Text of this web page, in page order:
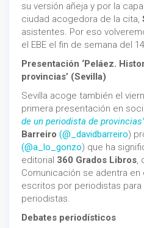
su versión añeja y por la
ciudad acogedora de la cita,
asistentes. Por eso
el EBE el fin de semana del
Presentación ‘Peláez.
provincias’ (Sevilla)
Sevilla acoge también el
primera presentación en
de un periodista de provincias’
Barreiro (@_davidbarreiro)
(@a_lo_gonzo) que ha
editorial 360 Grados Libros,
Comunicación se adentra
escritos por periodistas para
periodistas.
Debates periodísticos